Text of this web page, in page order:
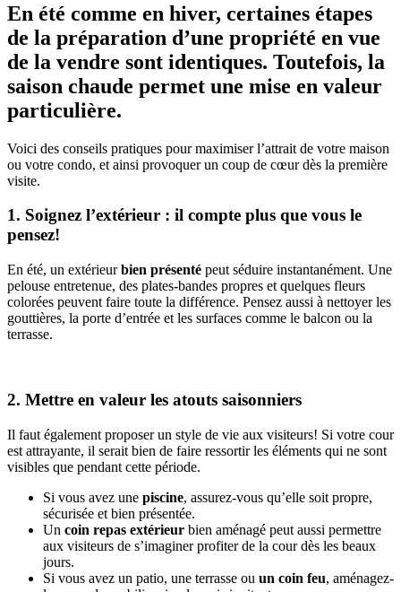
En été comme en hiver, certaines étapes
de la préparation d’une propriété en vue
de la vendre sont identiques. Toutefois, la
saison chaude permet une mise en valeur
particulière.
Voici des conseils pratiques pour maximiser l’attrait de votre maison
ou votre condo, et ainsi provoquer un coup de cœur dès la première
visite.
1. Soignez l’extérieur : il compte plus que vous le
pensez!
En été, un extérieurbien présenté peut séduire instantanément. Une
pelouse entretenue, des plates-bandes propres et quelques fleurs
colorées peuvent faire toute la différence. Pensez aussi à nettoyer les
gouttières, la porte d’entrée et les surfaces comme le balcon ou la
terrasse.
2. Mettre en valeur les atouts saisonniers
Il faut également proposer un style de vie aux visiteurs! Si votre cour
est attrayante, il serait bien de faire ressortir les éléments qui ne sont
visibles que pendant cette période.
Si vous avez une piscine, assurez-vous qu’elle soit propre,
sécurisée et bien présentée.
Un coin repas extérieur bien aménagé peut aussi permettre
aux visiteurs de s’imaginer profiter de la cour dès les beaux
jours.
Si vous avez un patio, une terrasse ou un coin feu, aménagez-